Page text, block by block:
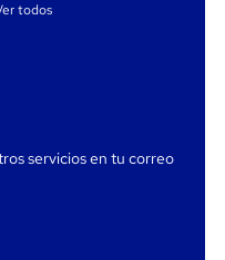
todos
servicios en tu correo